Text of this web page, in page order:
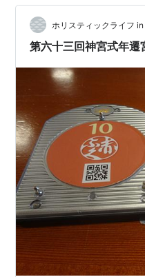
て木を伐採し、運び下ろ
に運び入れ、窯の出入り
て、頃合を計って窯を開
ホリスティックライフ
第六十三回神宮式年遷